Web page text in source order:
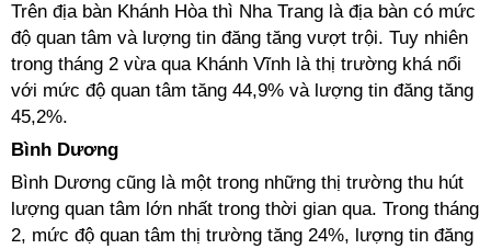
Trên địa bàn Khánh Hòa thì Nha Trang là địa bàn có mức
độ quan tâm và lượng tin đăng tăng vượt trội. Tuy nhiên
trong tháng 2 vừa qua Khánh Vĩnh là thị trường khá nổi
với mức độ quan tâm tăng 44,9% và lượng tin đăng tăng
45,2%.
Bình Dương
Bình Dương cũng là một trong những thị trường thu hút
lượng quan tâm lớn nhất trong thời gian qua. Trong tháng
2, mức độ quan tâm thị trường tăng 24%, lượng tin đăng